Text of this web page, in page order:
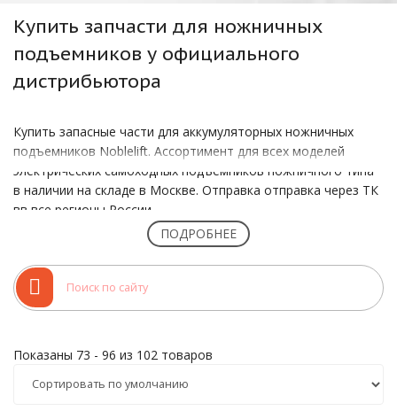
Купить запчасти для ножничных
подъемников у официального
дистрибьютора
Купить запасные части для аккумуляторных ножничных
подъемников Noblelift. Ассортимент для всех моделей
электрических самоходных подъемников ножничного типа
в наличии на складе в Москве. Отправка отправка через ТК
вв все регионы России.
Полную информацию по наличию запчастей и их цене
ПОДРОБНЕЕ
Показаны 73 - 96 из 102 товаров